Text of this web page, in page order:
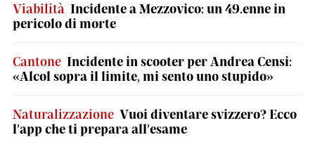
Viabilità Incidente a Mezzovico: un 49.enne in
pericolo di morte
Cantone Incidente in scooter per Andrea Censi:
«Alcol sopra il limite, mi sento uno stupido»
Naturalizzazione Vuoi diventare svizzero? Ecco
l’app che ti prepara all’esame